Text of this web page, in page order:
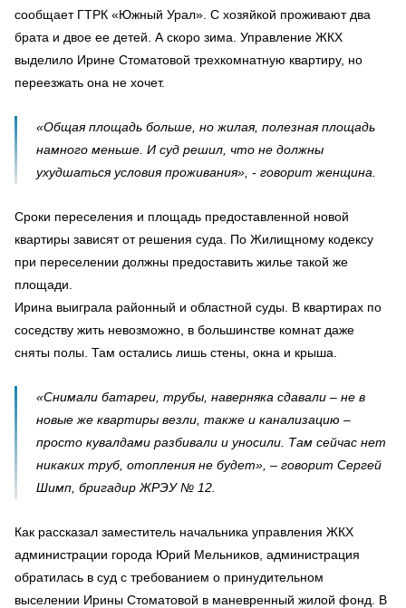
сообщает ГТРК «Южный Урал». С хозяйкой проживают два
брата и двое ее детей. А скоро зима. Управление ЖКХ
выделило Ирине Стоматовой трехкомнатную квартиру, но
переезжать она не хочет.
«Общая площадь больше, но жилая, полезная площадь
намного меньше. И суд решил, что не должны
ухудшаться условия проживания», - говорит женщина.
Сроки переселения и площадь предоставленной новой
квартиры зависят от решения суда. По Жилищному кодексу
при переселении должны предоставить жилье такой же
площади.
Ирина выиграла районный и областной суды. В квартирах по
соседству жить невозможно, в большинстве комнат даже
сняты полы. Там остались лишь стены, окна и крыша.
«Снимали батареи, трубы, наверняка сдавали – не в
новые же квартиры везли, также и канализацию –
просто кувалдами разбивали и уносили. Там сейчас нет
никаких труб, отопления не будет», – говорит Сергей
Шимп, бригадир ЖРЭУ № 12.
Как рассказал заместитель начальника управления ЖКХ
администрации города Юрий Мельников, администрация
обратилась в суд с требованием о принудительном
выселении Ирины Стоматовой в маневренный жилой фонд. В